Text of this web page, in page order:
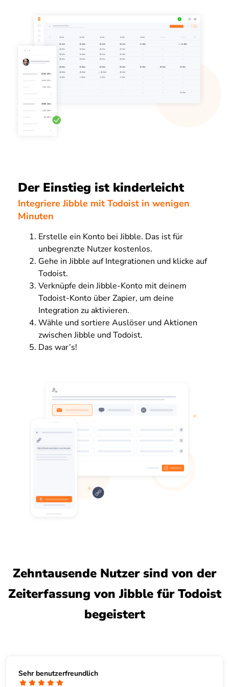
Der Einstieg ist kinderleicht
Integriere Jibble mit Todoist in wenigen
Minuten
Erstelle ein Konto bei Jibble. Das ist für
unbegrenzte Nutzer kostenlos.
Gehe in Jibble auf Integrationen und klicke auf
Todoist.
Verknüpfe dein Jibble-Konto mit deinem
Todoist-Konto über Zapier, um deine
Integration zu aktivieren.
Wähle und sortiere Auslöser und Aktionen
zwischen Jibble und Todoist.
Das war’s!
Zehntausende Nutzer sind von der
Zeiterfassung von Jibble für Todoist
begeistert
Sehr benutzerfreundlich